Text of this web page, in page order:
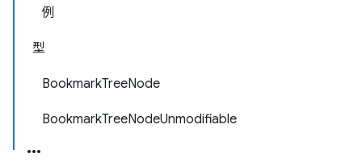
例
型
BookmarkTreeNode
BookmarkTreeNodeUnmodifiable